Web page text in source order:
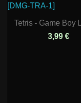
Tetris - Game Boy
3,99 €